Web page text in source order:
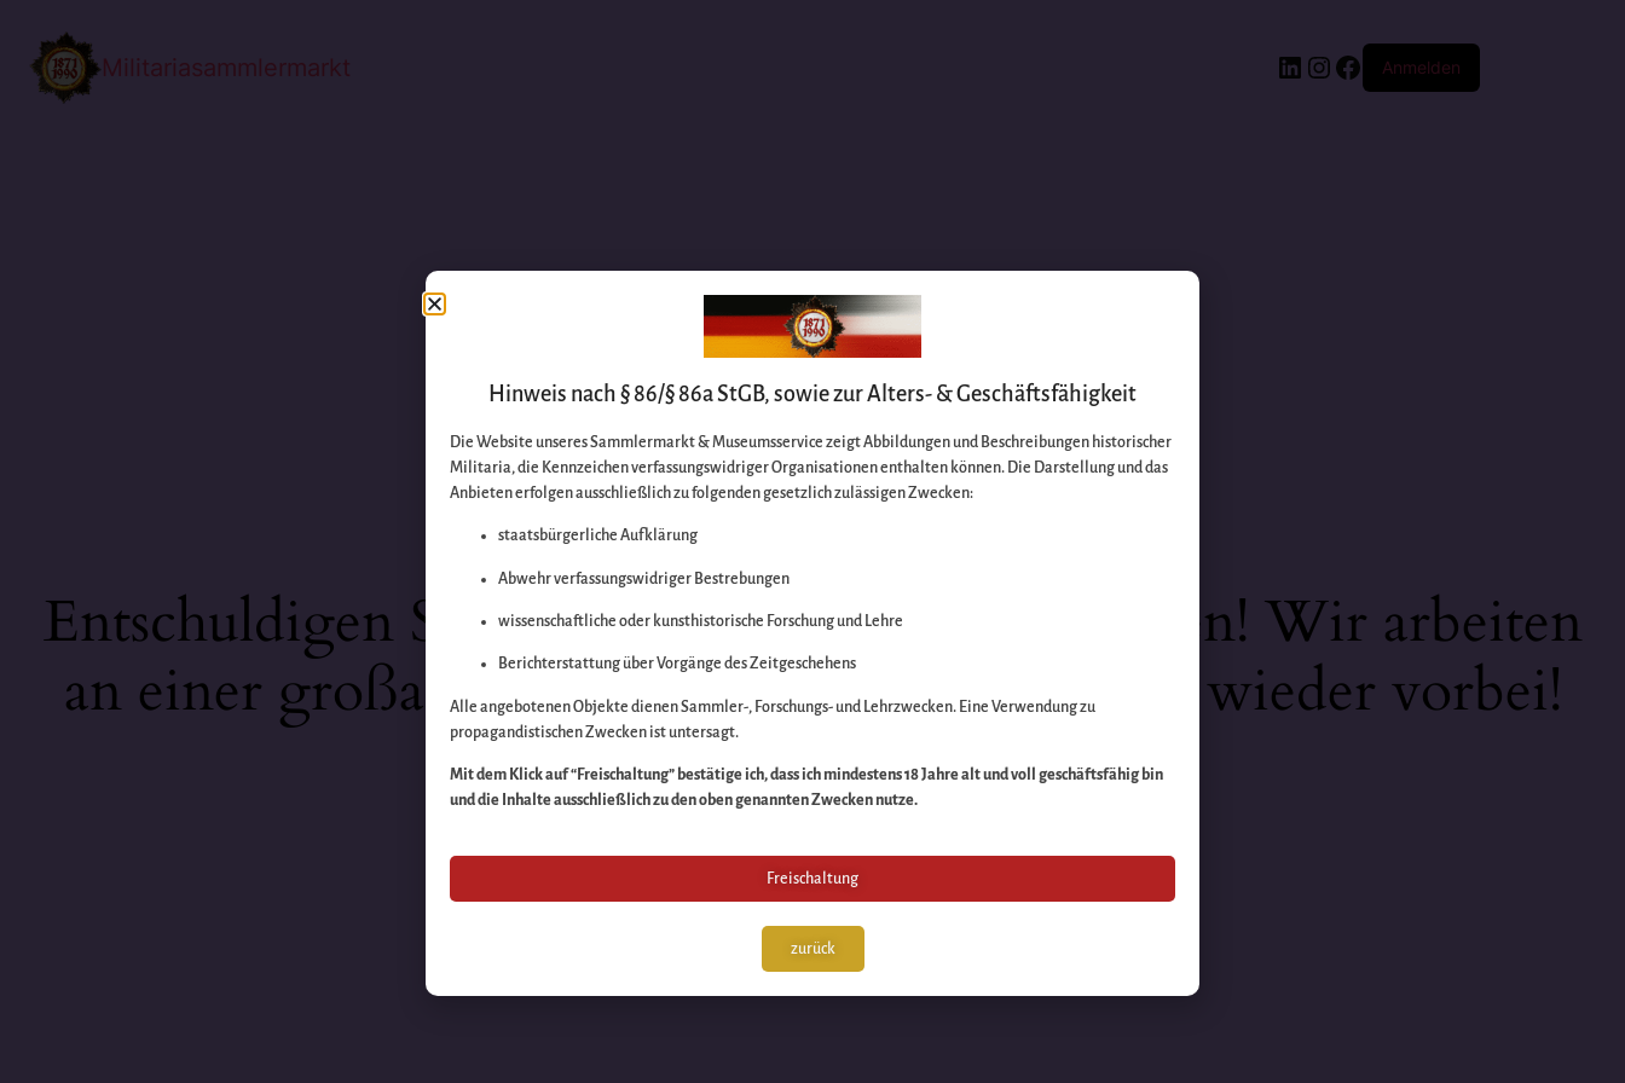
Militariasammlermarkt Anmelden
Entschuldigen Sie bitte die Unannehmlichkeiten! Wir arbeiten
an einer großartigen Sache – schauen Sie bald wieder vorbei!
Hinweis nach § 86/§ 86a StGB, sowie zur Alters- & Geschäftsfähigkeit
Die Website unseres Sammlermarkt & Museumsservice zeigt Abbildungen und Beschreibungen historischer
Militaria, die Kennzeichen verfassungswidriger Organisationen enthalten können. Die Darstellung und das
Anbieten erfolgen ausschließlich zu folgenden gesetzlich zulässigen Zwecken:
staatsbürgerliche Aufklärung
Abwehr verfassungswidriger Bestrebungen
wissenschaftliche oder kunsthistorische Forschung und Lehre
Berichterstattung über Vorgänge des Zeitgeschehens
Alle angebotenen Objekte dienen Sammler-, Forschungs- und Lehrzwecken. Eine Verwendung zu
propagandistischen Zwecken ist untersagt.
Mit dem Klick auf “Freischaltung” bestätige ich, dass ich mindestens 18 Jahre alt und voll geschäftsfähig bin
und die Inhalte ausschließlich zu den oben genannten Zwecken nutze.
Freischaltung
zurück